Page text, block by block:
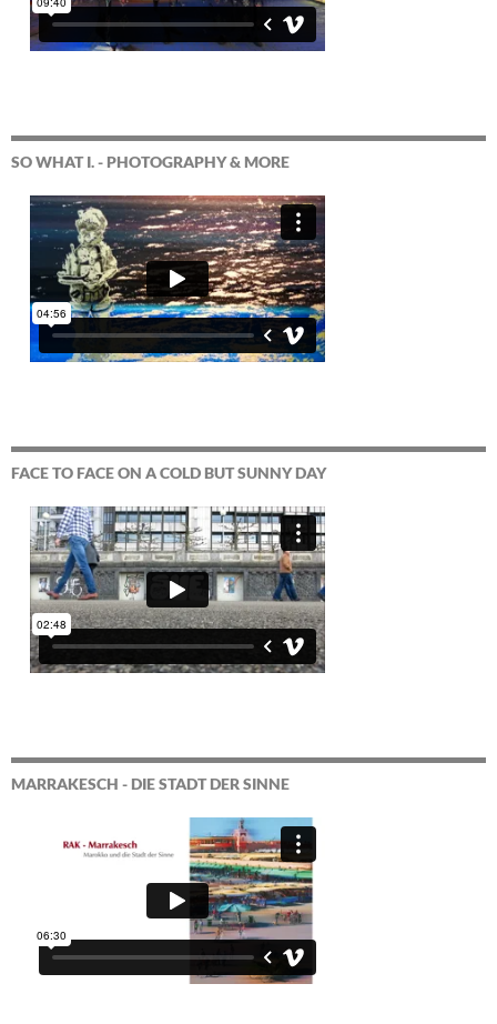
SO WHAT I. - PHOTOGRAPHY & MORE
FACE TO FACE ON A COLD BUT SUNNY DAY
MARRAKESCH - DIE STADT DER SINNE